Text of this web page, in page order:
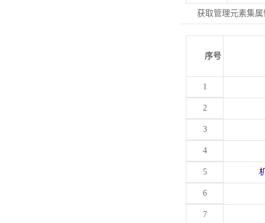
获取管理元素集
序号
1
2
3
4
5
6
7